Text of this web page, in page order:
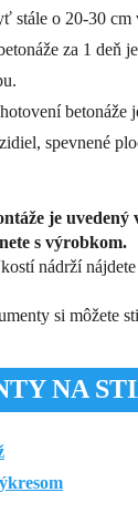
stále o 20-30 cm
za 1 deň
betonáže
spevnené
je uvedený
s výrobkom.
nádrží
si môžete
NA